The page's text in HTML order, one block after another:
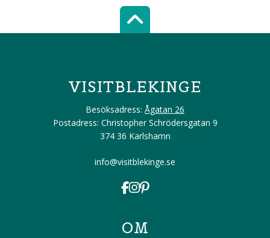
Scroll top of
VISITBLEKINGE
Besöksadress: Ågatan 26
Postadress: Christopher Schrödersgatan 9
374 36 Karlshamn
info@visitblekinge.se
OM